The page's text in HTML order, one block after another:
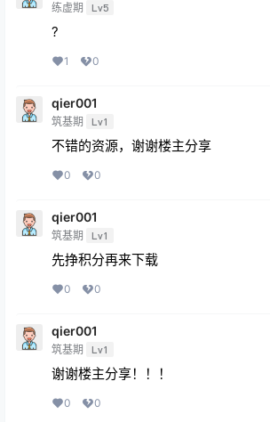
练虚期 Lv5
?
1 0
qier001
筑基期 Lv1
不错的资源，谢谢楼主分享
0 0
qier001
筑基期 Lv1
先挣积分再来下载
0 0
qier001
筑基期 Lv1
谢谢楼主分享！！！
0 0